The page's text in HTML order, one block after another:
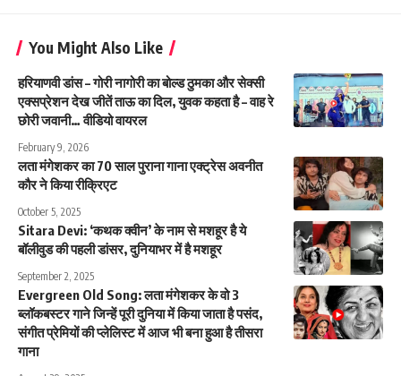
You Might Also Like
हरियाणवी डांस – गोरी नागोरी का बोल्ड ठुमका और सेक्सी
एक्सप्रेशन देख जीतें ताऊ का दिल, युवक कहता है – वाह रे
छोरी जवानी… वीडियो वायरल
February 9, 2026
लता मंगेशकर का 70 साल पुराना गाना एक्ट्रेस अवनीत
कौर ने किया रीक्रिएट
October 5, 2025
Sitara Devi: ‘कथक क्वीन’ के नाम से मशहूर है ये
बॉलीवुड की पहली डांसर, दुनियाभर में है मशहूर
September 2, 2025
Evergreen Old Song: लता मंगेशकर के वो 3
ब्लॉकबस्टर गाने जिन्हें पूरी दुनिया में किया जाता है पसंद,
संगीत प्रेमियों की प्लेलिस्ट में आज भी बना हुआ है तीसरा
गाना